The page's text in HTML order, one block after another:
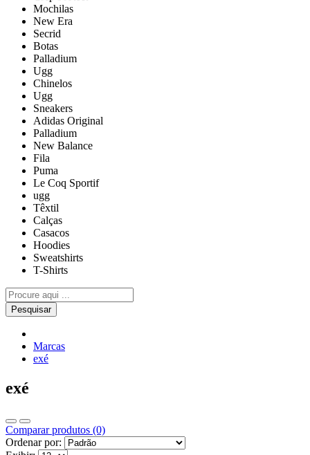
Mochilas
New Era
Secrid
Botas
Palladium
Ugg
Chinelos
Ugg
Sneakers
Adidas Original
Palladium
New Balance
Fila
Puma
Le Coq Sportif
ugg
Têxtil
Calças
Casacos
Hoodies
Sweatshirts
T-Shirts
Pesquisar
Marcas
exé
exé
Comparar produtos (0)
Ordenar por: